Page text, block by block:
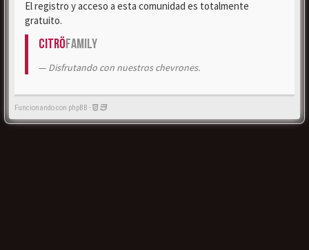
El registro y acceso a esta comunidad es totalmente
gratuito.
CitröFamily
Disfrutando con nuestros chevrones.
Funcionando con phpBB -